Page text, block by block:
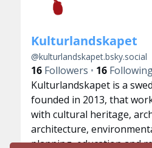
Kulturlandskapet
@kulturlandskapet.bsky.social
16Followers 16
Kulturlandskapet is a
founded in 2013, that
with cultural heritage,
architecture,
planning, education and